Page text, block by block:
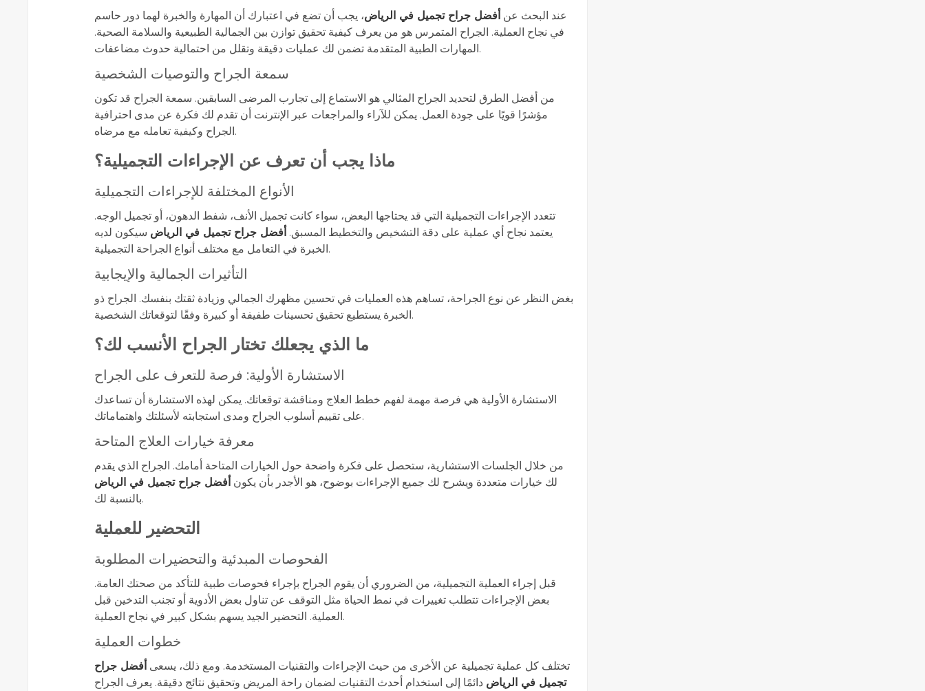
عند البحث عن أفضل جراح تجميل في الرياض، يجب أن تضع في اعتبارك أن المهارة والخبرة لهما دور حاسم
في نجاح العملية. الجراح المتمرس هو من يعرف كيفية تحقيق توازن بين الجمالية الطبيعية والسلامة الصحية.
المهارات الطبية المتقدمة تضمن لك عمليات دقيقة وتقلل من احتمالية حدوث مضاعفات.
سمعة الجراح والتوصيات الشخصية
من أفضل الطرق لتحديد الجراح المثالي هو الاستماع إلى تجارب المرضى السابقين. سمعة الجراح قد تكون
مؤشرًا قويًا على جودة العمل. يمكن للآراء والمراجعات عبر الإنترنت أن تقدم لك فكرة عن مدى احترافية
الجراح وكيفية تعامله مع مرضاه.
ماذا يجب أن تعرف عن الإجراءات التجميلية؟
الأنواع المختلفة للإجراءات التجميلية
تتعدد الإجراءات التجميلية التي قد يحتاجها البعض، سواء كانت تجميل الأنف، شفط الدهون، أو تجميل الوجه.
يعتمد نجاح أي عملية على دقة التشخيص والتخطيط المسبق. أفضل جراح تجميل في الرياض سيكون لديه
الخبرة في التعامل مع مختلف أنواع الجراحة التجميلية.
التأثيرات الجمالية والإيجابية
بغض النظر عن نوع الجراحة، تساهم هذه العمليات في تحسين مظهرك الجمالي وزيادة ثقتك بنفسك. الجراح ذو
الخبرة يستطيع تحقيق تحسينات طفيفة أو كبيرة وفقًا لتوقعاتك الشخصية.
ما الذي يجعلك تختار الجراح الأنسب لك؟
الاستشارة الأولية: فرصة للتعرف على الجراح
الاستشارة الأولية هي فرصة مهمة لفهم خطط العلاج ومناقشة توقعاتك. يمكن لهذه الاستشارة أن تساعدك
على تقييم أسلوب الجراح ومدى استجابته لأسئلتك واهتماماتك.
معرفة خيارات العلاج المتاحة
من خلال الجلسات الاستشارية، ستحصل على فكرة واضحة حول الخيارات المتاحة أمامك. الجراح الذي يقدم
لك خيارات متعددة ويشرح لك جميع الإجراءات بوضوح، هو الأجدر بأن يكون أفضل جراح تجميل في الرياض
بالنسبة لك.
التحضير للعملية
الفحوصات المبدئية والتحضيرات المطلوبة
قبل إجراء العملية التجميلية، من الضروري أن يقوم الجراح بإجراء فحوصات طبية للتأكد من صحتك العامة.
بعض الإجراءات تتطلب تغييرات في نمط الحياة مثل التوقف عن تناول بعض الأدوية أو تجنب التدخين قبل
العملية. التحضير الجيد يسهم بشكل كبير في نجاح العملية.
خطوات العملية
تختلف كل عملية تجميلية عن الأخرى من حيث الإجراءات والتقنيات المستخدمة. ومع ذلك، يسعى أفضل جراح
تجميل في الرياض دائمًا إلى استخدام أحدث التقنيات لضمان راحة المريض وتحقيق نتائج دقيقة. يعرف الجراح